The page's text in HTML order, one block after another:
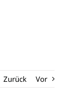
Zurück Vor